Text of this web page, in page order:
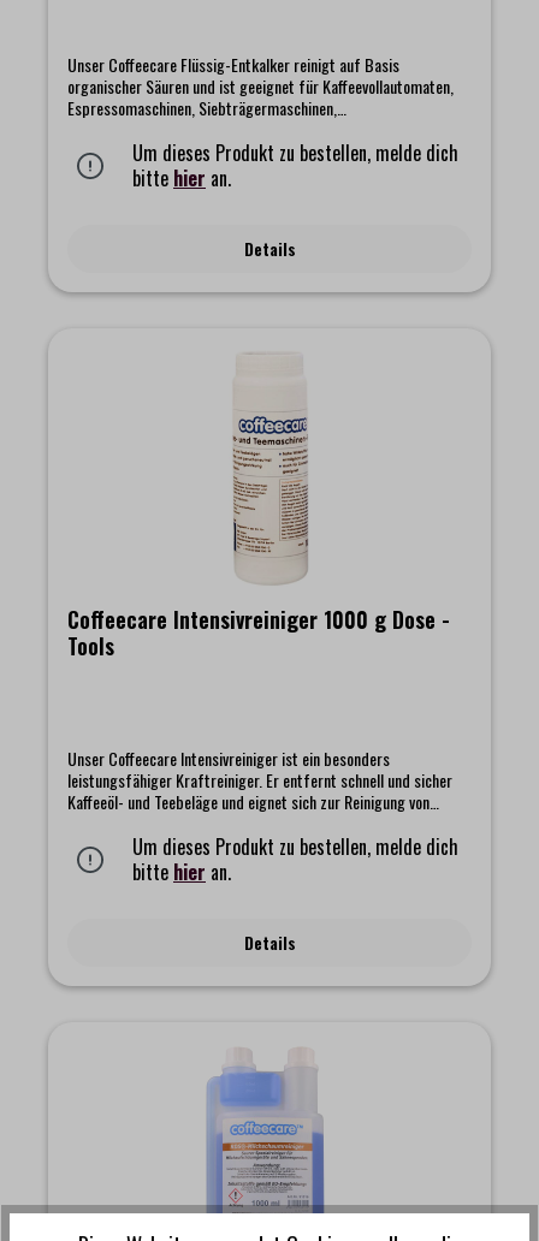
Unser Coffeecare Flüssig-Entkalker reinigt auf Basis
organischer Säuren und ist geeignet für Kaffeevollautomaten,
Espressomaschinen, Siebträgermaschinen,
Kleingeräte, die mit Wasser betrieben werden. 750 ml Entkalker
reichen dabei für bis zu sechs Entkalkungsvorgänge. Auch wenn
unser Coffeecare Entkalker nahezu keine Einschränkungen
darauf hin, den Reinigungsanweisungen aus dem Handbuch des
Maschinenherstellers zu folgen. Zu unterschiedlich sind die
Häufigkeit einer Entkalkung richtet sich nach dem Härtegrad
Maschine genutzt wird. Wir empfehlen bei einer normalen
Entkalkungsanweisungen des Geräteherstellers.Inhalt: 750 ml
Um dieses Produkt zu bestellen, melde dich
bitte hier an.
Details
Coffeecare Intensivreiniger 1000 g Dose -
Tools
Unser Coffeecare Intensivreiniger ist ein besonders
leistungsfähiger Kraftreiniger. Er entfernt schnell und sicher
Kaffeeöl- und Teebeläge und eignet sich zur Reinigung von
hohen Wirkstoffgehalts ist unserer Intensivreiniger geruchs-
und geschmacksneutral. Der enthaltene Aktivsauerstoff
verstärkt die Reinigungsleistung und ermöglicht so einen
Reinigung verbessert das Tee- und Kaffeearoma.Unserer
Coffeecare Intensivreiniger ist auch zur Reinigung von
schnell und sicher Kaffeeöl- und Teebeläge- Zur Reinigung von
Sparsamer und wirtschaftlicher Verbrauch- Aluminium nicht
geeignetBitte beachten Sie die Gebrauchsanweisung des
Geräteherstellers sowie die an der Flasche angebrachten
Warnhinweise.Inhalt: 1000 g
Um dieses Produkt zu bestellen, melde dich
bitte hier an.
Details